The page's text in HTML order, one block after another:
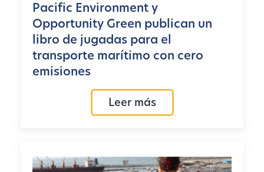
Pacific Environment y
Opportunity Green publican un
libro de jugadas para el
transporte marítimo con cero
emisiones
Leer más